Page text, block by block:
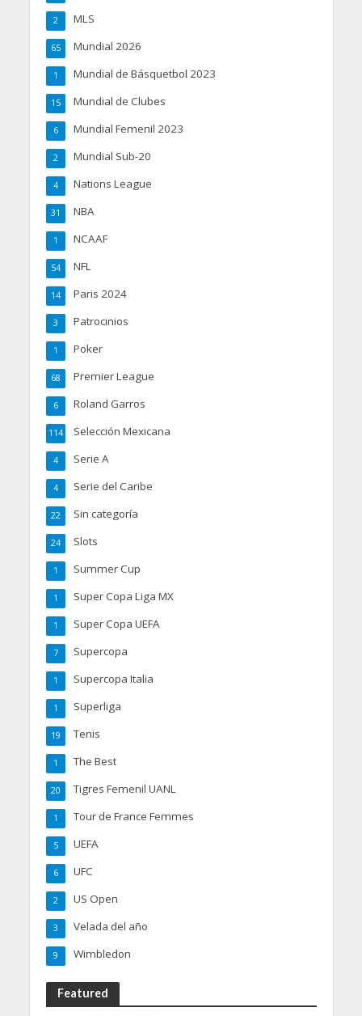
MLS
2
Mundial 2026
65
Mundial de Básquetbol 2023
1
Mundial de Clubes
15
Mundial Femenil 2023
6
Mundial Sub-20
2
Nations League
4
NBA
31
NCAAF
1
NFL
54
Paris 2024
14
Patrocinios
3
Poker
1
Premier League
68
Roland Garros
6
Selección Mexicana
114
Serie A
4
Serie del Caribe
4
Sin categoría
22
Slots
24
Summer Cup
1
Super Copa Liga MX
1
Super Copa UEFA
1
Supercopa
7
Supercopa Italia
1
Superliga
1
Tenis
19
The Best
1
Tigres Femenil UANL
20
Tour de France Femmes
1
UEFA
5
UFC
6
US Open
2
Velada del año
3
Wimbledon
9
Featured